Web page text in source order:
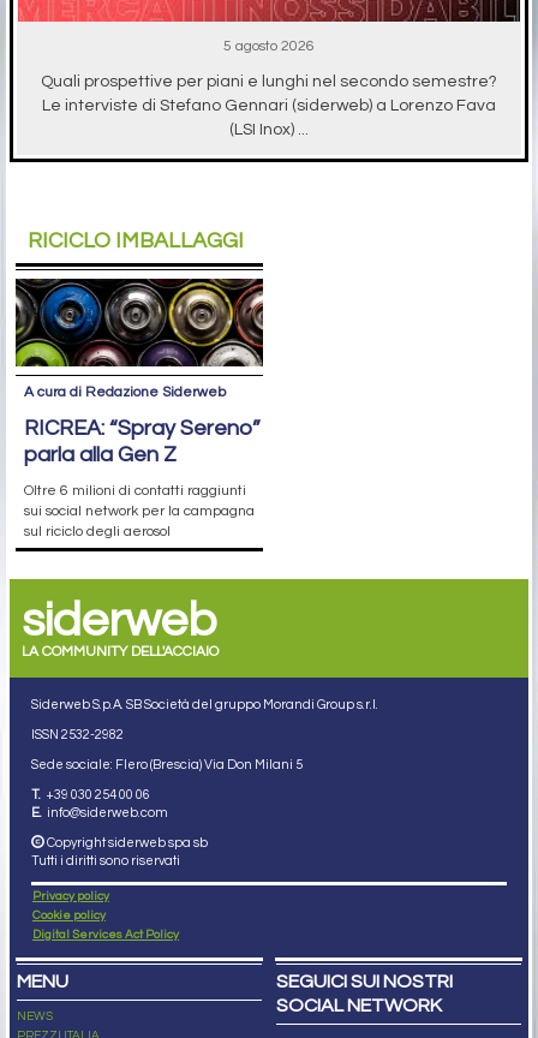
5 agosto 2026
Quali prospettive per piani e lunghi nel secondo semestre?
Le interviste di Stefano Gennari (siderweb) a Lorenzo Fava
(LSI Inox) ...
RICICLO IMBALLAGGI
A cura di Redazione Siderweb
RICREA: “Spray Sereno”
parla alla Gen Z
Oltre 6 milioni di contatti raggiunti
sui social network per la campagna
sul riciclo degli aerosol
siderweb
LA COMMUNITY DELL'ACCIAIO
Siderweb S.p.A. SB Società del gruppo Morandi Group s.r.l.
ISSN 2532-2982
Sede sociale: Flero (Brescia) Via Don Milani 5
T. +39 030 254 00 06
E. info@siderweb.com
Copyright siderweb spa sb
Tutti i diritti sono riservati
Privacy policy
Cookie policy
Digital Services Act Policy
MENU
NEWS
PREZZI ITALIA
SEGUICI SUI NOSTRI
SOCIAL NETWORK